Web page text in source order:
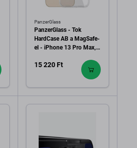
PanzerGlass
PanzerGlass - Tok
HardCase AB a MagSafe-
el - iPhone 13 Pro Max,
15 220 Ft